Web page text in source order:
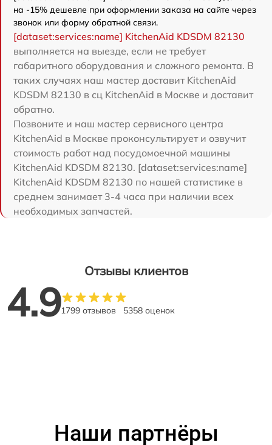
на -15% дешевле при оформлении заказа на сайте через
звонок или форму обратной связи.
[dataset:services:name] KitchenAid KDSDM 82130
выполняется на выезде, если не требует
габаритного оборудования и сложного ремонта. В
таких случаях наш мастер доставит KitchenAid
KDSDM 82130 в сц KitchenAid в Москве и доставит
обратно.
Позвоните и наш мастер сервисного центра
KitchenAid в Москве проконсультирует и озвучит
стоимость работ над посудомоечной машины
KitchenAid KDSDM 82130. [dataset:services:name]
KitchenAid KDSDM 82130 по нашей статистике в
среднем занимает 3-4 часа при наличии всех
необходимых запчастей.
Отзывы клиентов
4.91799 отзывов 5358 оценок
Наши партнёры